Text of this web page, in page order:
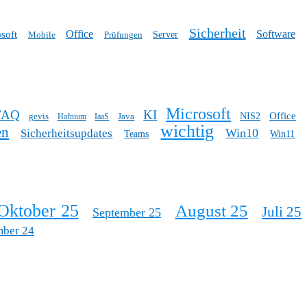
Mobile Office Prüfungen Server Sicherheit Software
gevis Hafnium IaaS Java KI Microsoft NIS2 Office
Sicherheitsupdates Teams wichtig Win10 Win11
25 September 25 August 25 Juli 25
24